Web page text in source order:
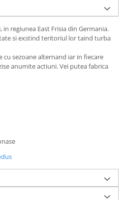
regiunea East Frisia din Germania.
si exstind teritoriul lor taind turba
cu sezoane alternand iar in fiecare
anumite actiuni. Vei putea fabrica